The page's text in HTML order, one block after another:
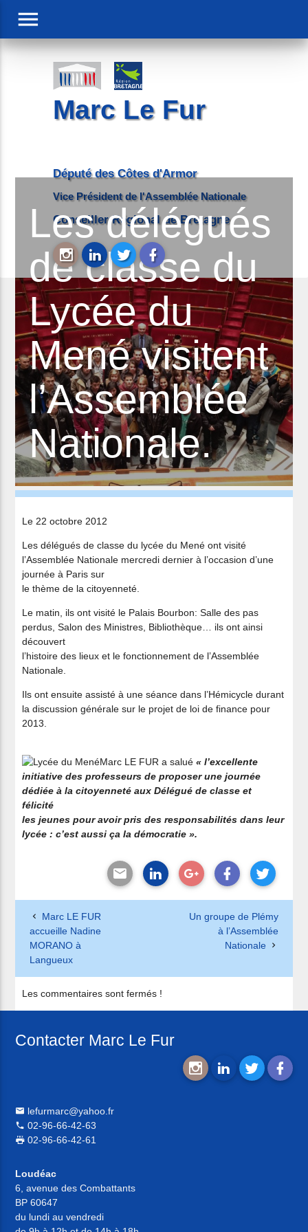
Marc Le Fur
Député des Côtes d'Armor
Vice Président de l'Assemblée Nationale
Conseiller Régional de Bretagne
menu
Les délégués
de classe du
Lycée du
Mené visitent
l’Assemblée
Nationale.
Le 22 octobre 2012
Les délégués de classe du lycée du Mené ont visité
l’Assemblée Nationale mercredi dernier à l’occasion d’une
journée à Paris sur
le thème de la citoyenneté.
Le matin, ils ont visité le Palais Bourbon: Salle des pas
perdus, Salon des Ministres, Bibliothèque… ils ont ainsi
découvert
l’histoire des lieux et le fonctionnement de l’Assemblée
Nationale.
Ils ont ensuite assisté à une séance dans l’Hémicycle durant
la discussion générale sur le projet de loi de finance pour
2013.
Marc LE FUR a salué« l’excellente
initiative des professeurs de proposer une journée
dédiée à la citoyenneté aux Délégué de classe et
félicité
les jeunes pour avoir pris des responsabilités dans leur
lycée : c’est aussi ça la démocratie ».
Marc LE FUR
accueille Nadine
MORANO à
Langueux
Un groupe de Plémy
à l’Assemblée
Nationale
Les commentaires sont fermés !
Contacter Marc Le Fur
lefurmarc@yahoo.fr
02-96-66-42-63
02-96-66-42-61
Loudéac
6, avenue des Combattants
BP 60647
du lundi au vendredi